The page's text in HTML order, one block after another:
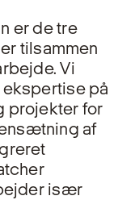
er de tre
tilsammen
Vi
på
projekter for
af
især